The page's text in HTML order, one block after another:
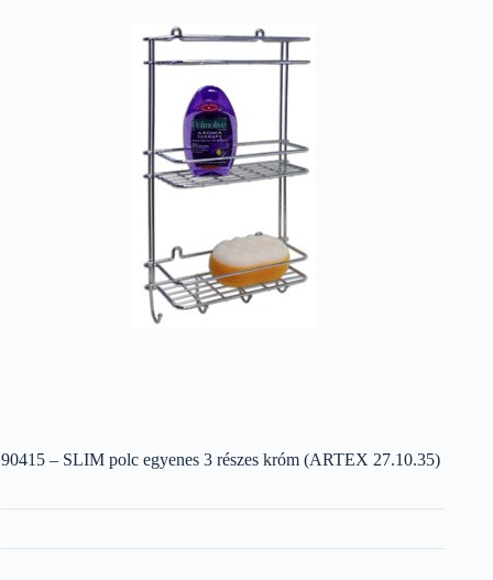
90415 – SLIM polc egyenes 3 részes króm (ARTEX 27.10.35)